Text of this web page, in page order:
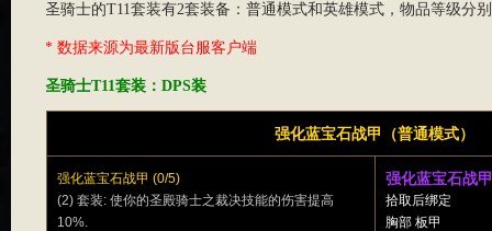
圣骑士的T11套装有2套装备：普通模式和英雄模式，物品等级分
* 数据来源为最新版台服客户端
圣骑士T11套装：DPS装
强化蓝宝石战甲（普通模式）
强化蓝宝石战甲 (0/5)
(2) 套装: 使你的圣殿骑士之裁决技能的伤害提高
10%.
强化蓝宝石战
拾取后绑定
胸部 板甲